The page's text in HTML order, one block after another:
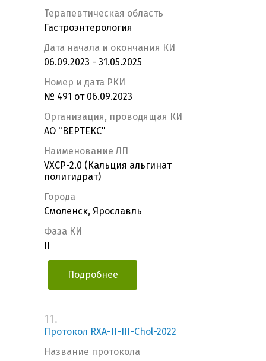
Терапевтическая область
Гастроэнтерология
Дата начала и окончания КИ
06.09.2023 - 31.05.2025
Номер и дата РКИ
№ 491 от 06.09.2023
Организация, проводящая КИ
АО "ВЕРТЕКС"
Наименование ЛП
VXCP-2.0 (Кальция альгинат
полигидрат)
Города
Смоленск, Ярославль
Фаза КИ
Подробнее
11.
Протокол RXA-II-III-Chol-2022
Название протокола